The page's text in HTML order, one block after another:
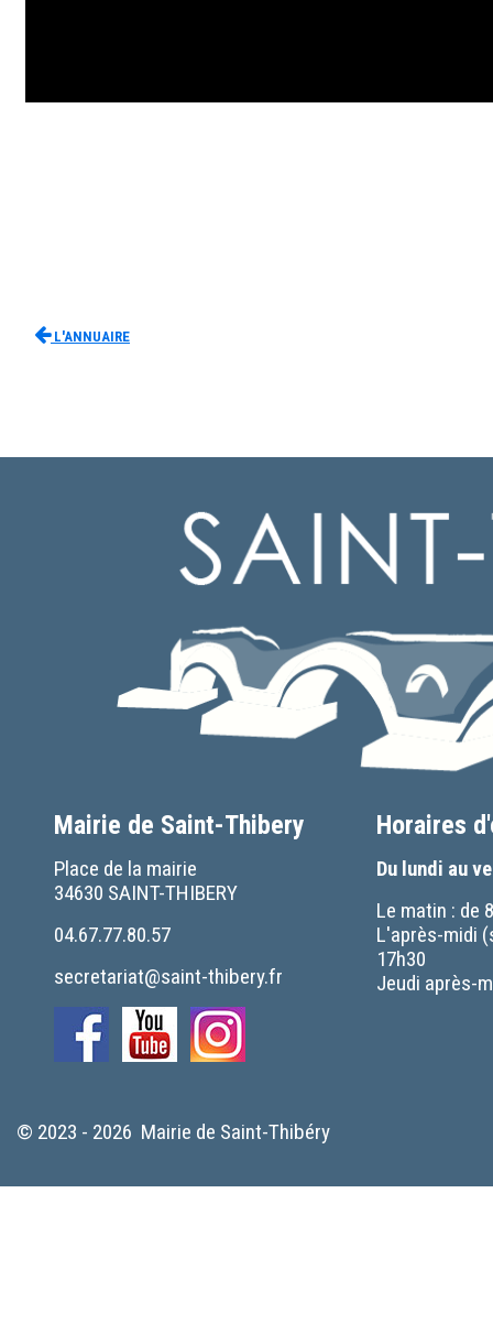
L'Annuaire
Mairie de Saint-Thibery
Place de la mairie
34630 SAINT-THIBERY
04.67.77.80.57
secretariat@saint-thibery.fr
Horaires
Du lundi au
Le matin : de
L'après-midi
17h30
Jeudi après-
© 2023 - 2026 Mairie de Saint-Thibéry